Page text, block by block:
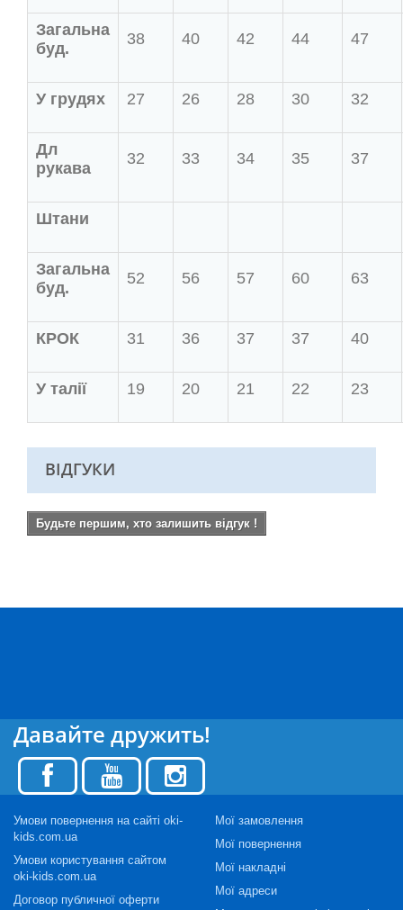
Загальна
буд.
38 40 42 44 47
У грудях 27 26 28 30 32
Дл
рукава
32 33 34 35 37
Штани
Загальна
буд.
52 56 57 60 63
КРОК 31 36 37 37 40
У талії 19 20 21 22 23
ВІДГУКИ
Будьте першим, хто залишить відгук !
Давайте дружить!
Умови повернення на сайті oki-
kids.com.ua
Умови користування сайтом
oki-kids.com.ua
Договор публичної оферти
Мої замовлення
Мої повернення
Мої накладні
Мої адреси